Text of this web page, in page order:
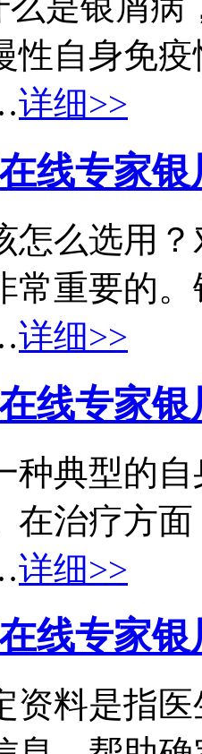
性自身免
详细>>
线专家银
怎么选用
常重要的
详细>>
线专家银
种典型的
在治疗方
详细>>
线专家银
资料是指